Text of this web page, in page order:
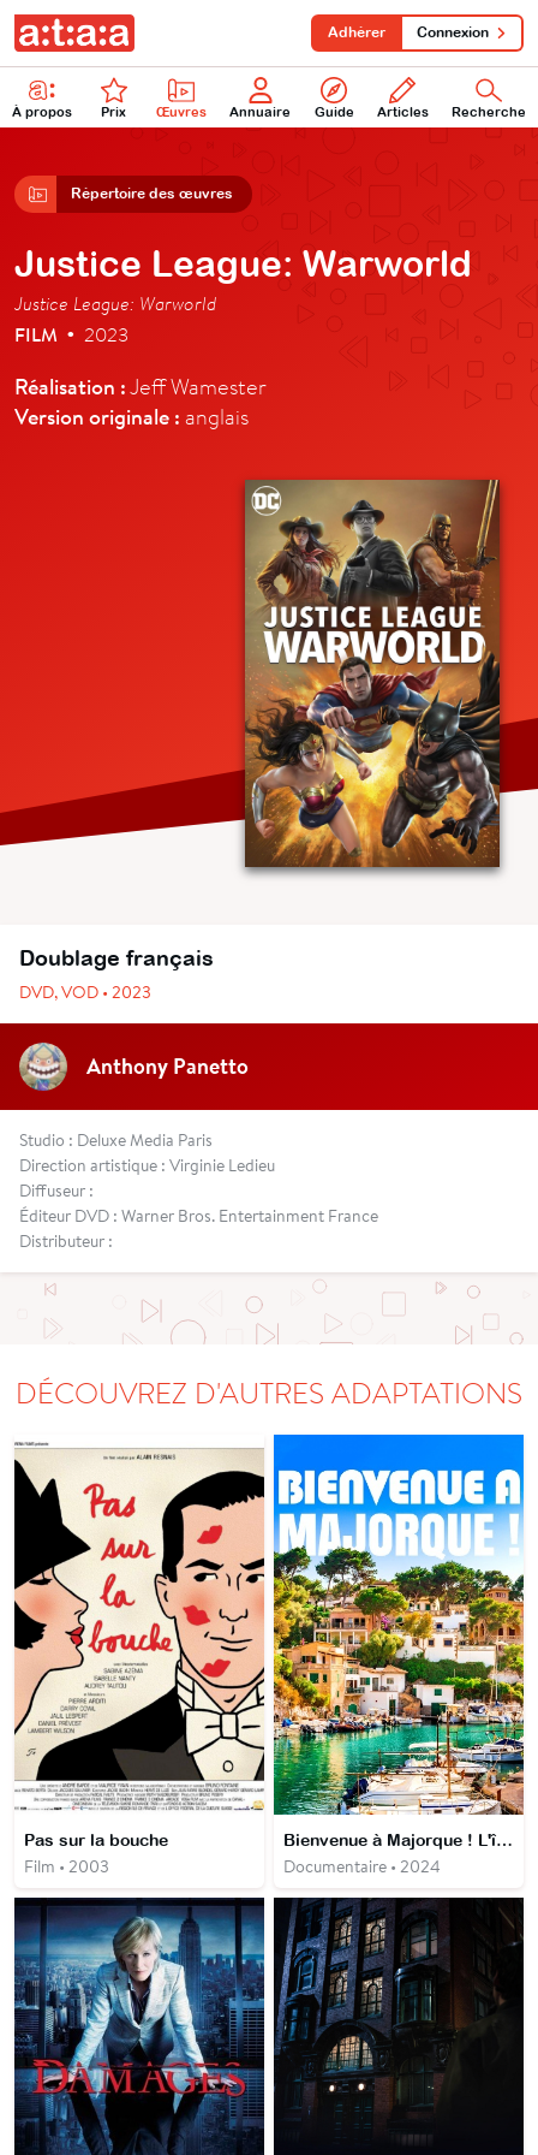
À propos Prix Œuvres Annuaire Guide Articles Recherche
Adhérer Connexion
Répertoire des œuvres
Justice League: Warworld
Justice League: Warworld
FILM • 2023
Réalisation :Jeff Wamester
Version originale : anglais
Doublage français
DVD, VOD • 2023
Anthony Panetto
Studio : Deluxe Media Paris
Direction artistique : Virginie Ledieu
Diffuseur :
Éditeur DVD : Warner Bros. Entertainment France
Distributeur :
DÉCOUVREZ D'AUTRES ADAPTATIONS
Pas sur la bouche
Film • 2003
Bienvenue à Majorque ! L'île de la nostalgie
Documentaire • 2024